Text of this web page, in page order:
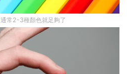
通常2-3種顏色就足夠了